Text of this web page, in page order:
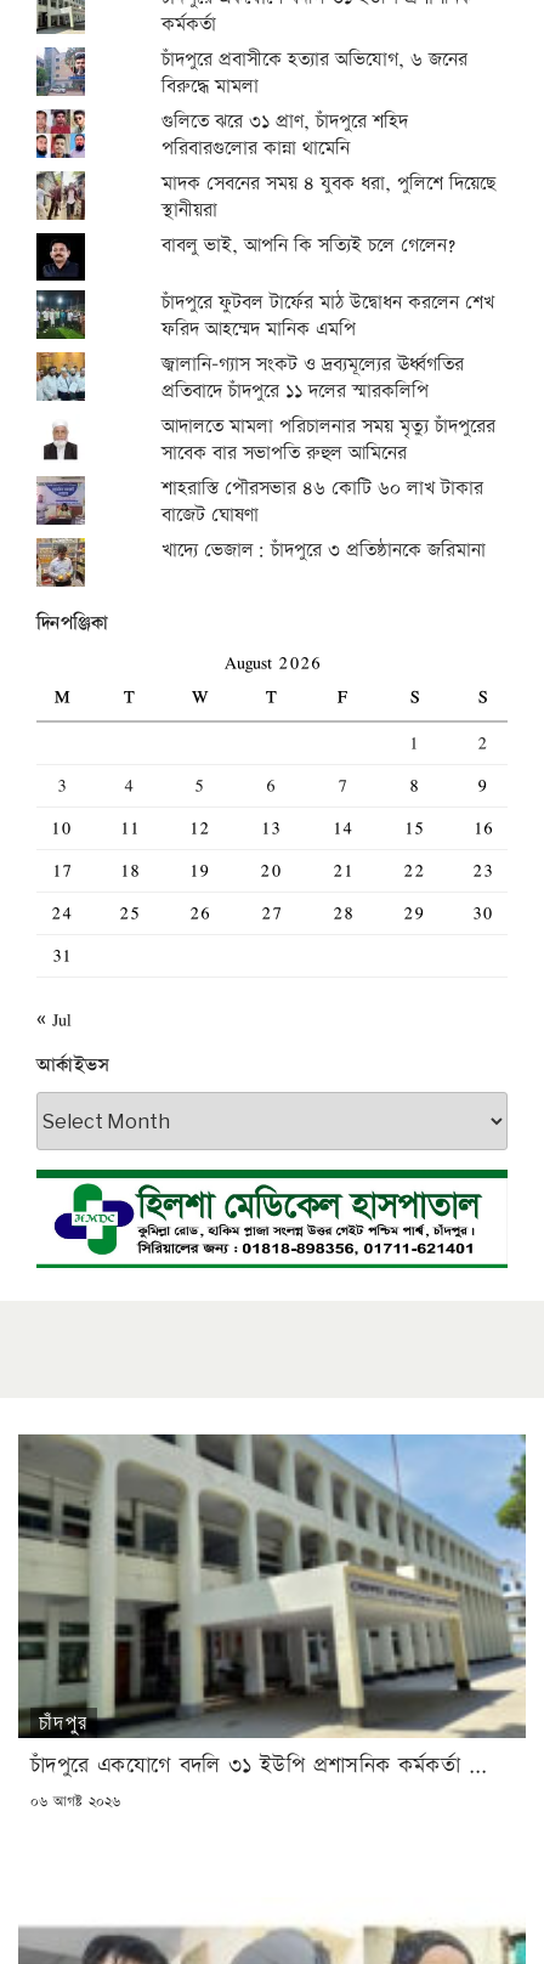
কর্মকর্তা
চাঁদপুরে প্রবাসীকে হত্যার অভিযোগ, ৬ জনের
বিরুদ্ধে মামলা
গুলিতে ঝরে ৩১ প্রাণ, চাঁদপুরে শহিদ
পরিবারগুলোর কান্না থামেনি
মাদক সেবনের সময় ৪ যুবক ধরা, পুলিশে দিয়েছে
স্থানীয়রা
বাবলু ভাই, আপনি কি সত্যিই চলে গেলেন?
চাঁদপুরে ফুটবল টার্ফের মাঠ উদ্বোধন করলেন শেখ
ফরিদ আহম্মেদ মানিক এমপি
জ্বালানি-গ্যাস সংকট ও দ্রব্যমূল্যের ঊর্ধ্বগতির
প্রতিবাদে চাঁদপুরে ১১ দলের স্মারকলিপি
আদালতে মামলা পরিচালনার সময় মৃত্যু চাঁদপুরের
সাবেক বার সভাপতি রুহুল আমিনের
শাহরাস্তি পৌরসভার ৪৬ কোটি ৬০ লাখ টাকার
বাজেট ঘোষণা
খাদ্যে ভেজাল: চাঁদপুরে ৩ প্রতিষ্ঠানকে জরিমানা
দিনপঞ্জিকা
August 2026
M
T W T F S
S
1
2
3
4 5 6 7 8
9
10
11 12 13 14 15
16
17
18 19 20 21 22
23
24
25 26 27 28 29
30
31
« Jul
আর্কাইভস
আর্কাইভস
চাঁদপুর
চাঁদপুরে একযোগে বদলি ৩১ ইউপি প্রশাসনিক কর্মকর্তা ...
POSTED
০৬ আগষ্ট ২০২৬